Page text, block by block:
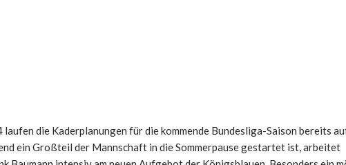
laufen die Kaderplanungen für die kommende Bundesliga-Saison bereits
ein Großteil der Mannschaft in die Sommerpause gestartet ist, arbeitet